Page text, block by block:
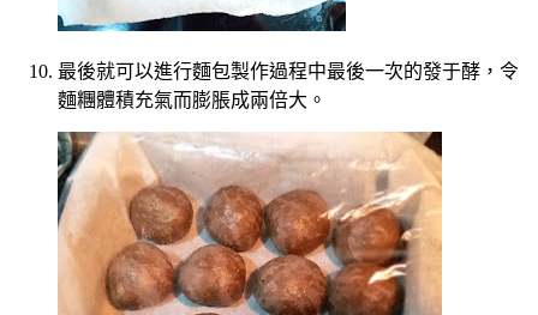
最後就可以進行麵包製作過程中最後一次的發于酵，令
麵糰體積充氣而膨脹成兩倍大。